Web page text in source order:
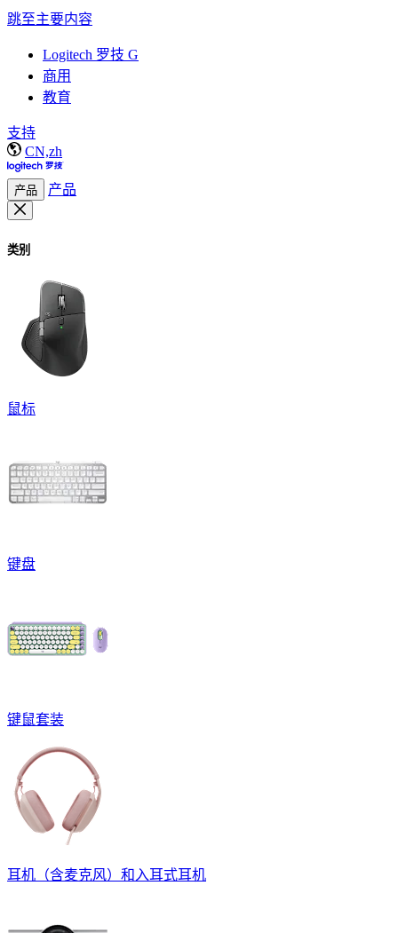
跳至主要内容
Logitech 罗技 G
商用
教育
支持
CN,zh
产品 产品
类别
鼠标
键盘
键鼠套装
耳机（含麦克风）和入耳式耳机